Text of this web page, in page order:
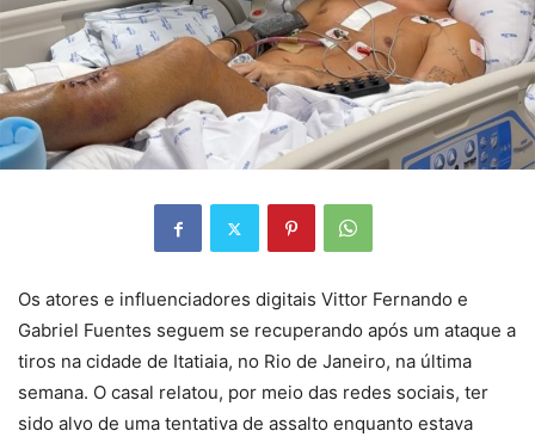
Os atores e influenciadores digitais Vittor Fernando e
Gabriel Fuentes seguem se recuperando após um ataque a
tiros na cidade de Itatiaia, no Rio de Janeiro, na última
semana. O casal relatou, por meio das redes sociais, ter
sido alvo de uma tentativa de assalto enquanto estava